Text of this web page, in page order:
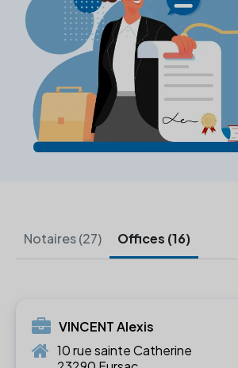
Notaires (27) Offices (16)
VINCENT Alexis
10 rue sainte Catherine